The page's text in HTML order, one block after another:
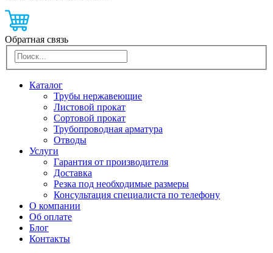
Обратная связь
Каталог
Трубы нержавеющие
Листовой прокат
Сортовой прокат
Трубопроводная арматура
Отводы
Услуги
Гарантия от производителя
Доставка
Резка под необходимые размеры
Консультация специалиста по телефону
О компании
Об оплате
Блог
Контакты